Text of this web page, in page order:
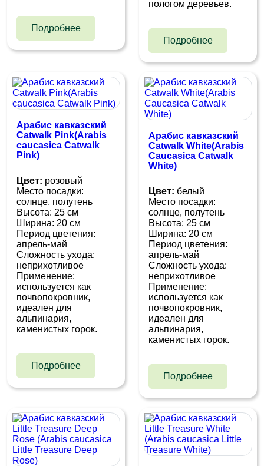
Подробнее
пологом деревьев.
Подробнее
Арабис кавказский
Catwalk Pink(Arabis
caucasica Catwalk
Pink)
Цвет: розовый
Место посадки:
cолнце, полутень
Высота: 25 см
Ширина: 20 см
Период цветения:
апрель-май
Сложность ухода:
неприхотливое
Применение:
используется как
почвопокровник,
идеален для
альпинария,
каменистых горок.
Подробнее
Арабис кавказский
Catwalk White(Arabis
Caucasica Catwalk
White)
Цвет: белый
Место посадки:
cолнце, полутень
Высота: 25 см
Ширина: 20 см
Период цветения:
апрель-май
Сложность ухода:
неприхотливое
Применение:
используется как
почвопокровник,
идеален для
альпинария,
каменистых горок.
Подробнее